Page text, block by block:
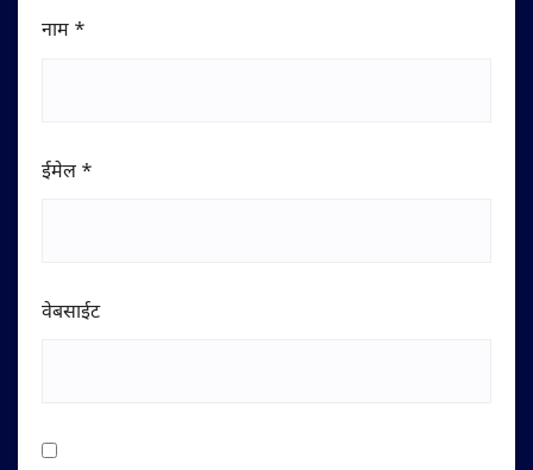
नाम *
ईमेल *
वेबसाईट